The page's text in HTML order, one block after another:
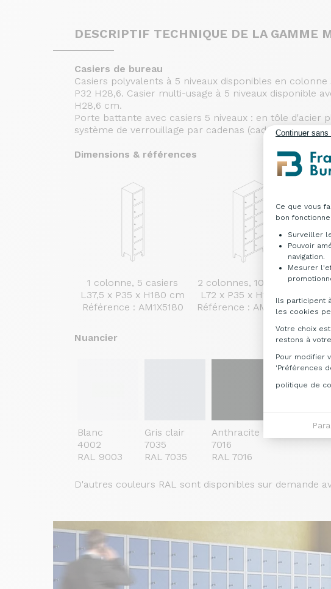
Continuer sans
Ce que vous
bon
Surveiller
Pouvoir
navigation.
Mesurer
Ils participent
les cookies
Votre choix
restons à
Pour modifier
'Préférences
politique de
DESCRIPTIF TECHNIQUE DE LA GAMME
Casiers de bureau
Casiers polyvalents à 5 niveaux disponibles en
P32 H28,6. Casier multi-usage à 5 niveaux disponible
H28,6 cm.
Porte battante avec casiers 5 niveaux : en tôle d'acier
système de verrouillage par cadenas (cadenas
Dimensions & références
1 colonne, 5 casiers
L37,5 x P35 x H180 cm
Référence : AM1X5180
2 colonnes, 10 casiers
L72 x P35 x H180 cm
Référence : AM2X5180
3
Nuancier
Blanc
4002
RAL 9003
Gris clair
7035
RAL 7035
Anthracite
7016
RAL 7016
D'autres couleurs RAL sont disponibles sur demande